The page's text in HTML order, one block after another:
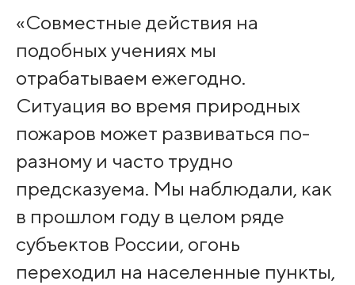
«Совместные действия на
подобных учениях мы
отрабатываем ежегодно.
Ситуация во время природных
пожаров может развиваться по-
разному и часто трудно
предсказуема. Мы наблюдали, как
в прошлом году в целом ряде
субъектов России, огонь
переходил на населенные пункты,